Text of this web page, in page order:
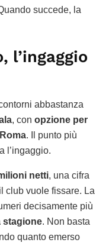
succede, la
l’ingaggio
abbastanza
, con opzione per
Roma. Il punto più
l’ingaggio.
netti, una cifra
club vuole fissare. La
decisamente più
stagione. Non basta
quanto emerso